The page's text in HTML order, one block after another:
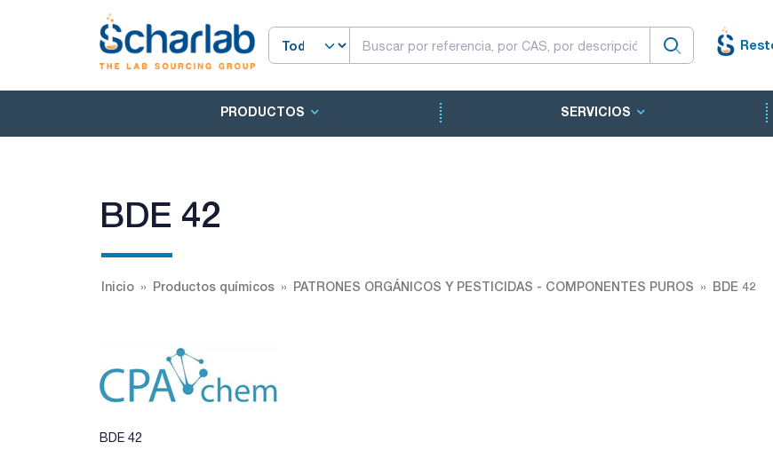
PRODUCTOS SERVICIOS
BDE 42
Inicio Productos químicos PATRONES ORGÁNICOS Y PESTICIDAS - COMPONENTES PUROS BDE 42
BDE 42